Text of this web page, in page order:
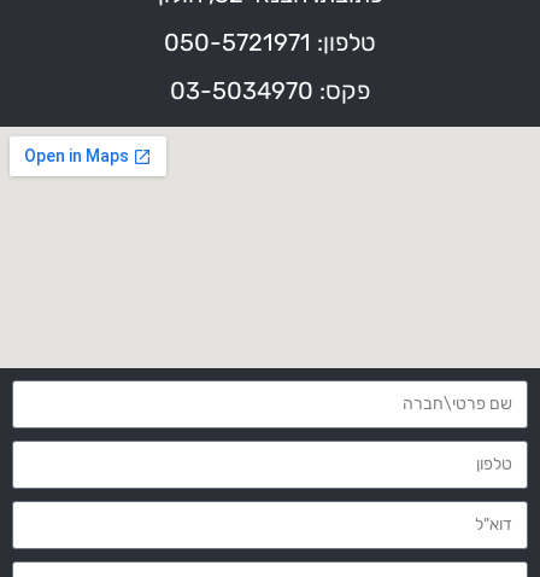
טלפון: 050-5721971
פקס: 03-5034970